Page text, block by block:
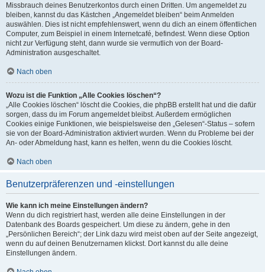
Missbrauch deines Benutzerkontos durch einen Dritten. Um angemeldet zu
bleiben, kannst du das Kästchen „Angemeldet bleiben“ beim Anmelden
auswählen. Dies ist nicht empfehlenswert, wenn du dich an einem öffentlichen
Computer, zum Beispiel in einem Internetcafé, befindest. Wenn diese Option
nicht zur Verfügung steht, dann wurde sie vermutlich von der Board-
Administration ausgeschaltet.
Nach oben
Wozu ist die Funktion „Alle Cookies löschen“?
„Alle Cookies löschen“ löscht die Cookies, die phpBB erstellt hat und die dafür
sorgen, dass du im Forum angemeldet bleibst. Außerdem ermöglichen
Cookies einige Funktionen, wie beispielsweise den „Gelesen“-Status – sofern
sie von der Board-Administration aktiviert wurden. Wenn du Probleme bei der
An- oder Abmeldung hast, kann es helfen, wenn du die Cookies löscht.
Nach oben
Benutzerpräferenzen und -einstellungen
Wie kann ich meine Einstellungen ändern?
Wenn du dich registriert hast, werden alle deine Einstellungen in der
Datenbank des Boards gespeichert. Um diese zu ändern, gehe in den
„Persönlichen Bereich“; der Link dazu wird meist oben auf der Seite angezeigt,
wenn du auf deinen Benutzernamen klickst. Dort kannst du alle deine
Einstellungen ändern.